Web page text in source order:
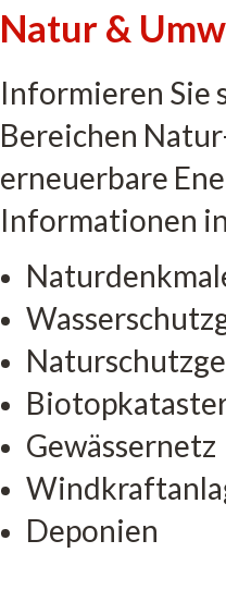
Natur &
Informieren Sie
Bereichen
erneuerbare
Informationen
Gewässernetz
Deponien